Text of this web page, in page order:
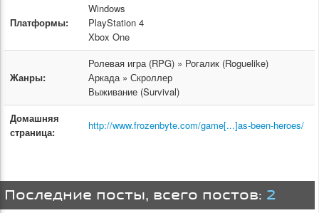
Платформы:
Windows
PlayStation 4
Xbox One
Жанры:
Ролевая игра (RPG) » Рогалик (Roguelike)
Аркада » Скроллер
Выживание (Survival)
Домашняя
страница:
http://www.frozenbyte.com/game[...]as-been-heroes/
Последние посты, всего постов: 2